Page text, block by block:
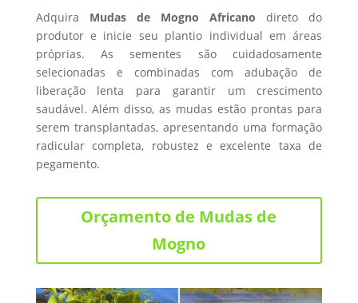
Adquira Mudas de Mogno Africano direto do
produtor e inicie seu plantio individual em áreas
próprias. As sementes são cuidadosamente
selecionadas e combinadas com adubação de
liberação lenta para garantir um crescimento
saudável. Além disso, as mudas estão prontas para
serem transplantadas, apresentando uma formação
radicular completa, robustez e excelente taxa de
pegamento.
Orçamento de Mudas de
Mogno